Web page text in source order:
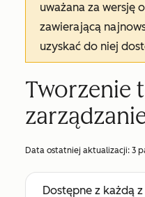
uważana za wersję
zawierającą
uzyskać do niej
Tworzenie
Data ostatniej aktualizacji: 3
Dostępne z każdą